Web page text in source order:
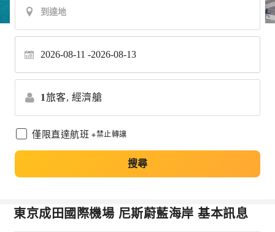
2026-08-11 2026-08-13
1旅客, 經濟艙
僅限直達航班 ※禁止轉讓
搜尋
東京成田國際機場 尼斯蔚藍海岸 基本訊息